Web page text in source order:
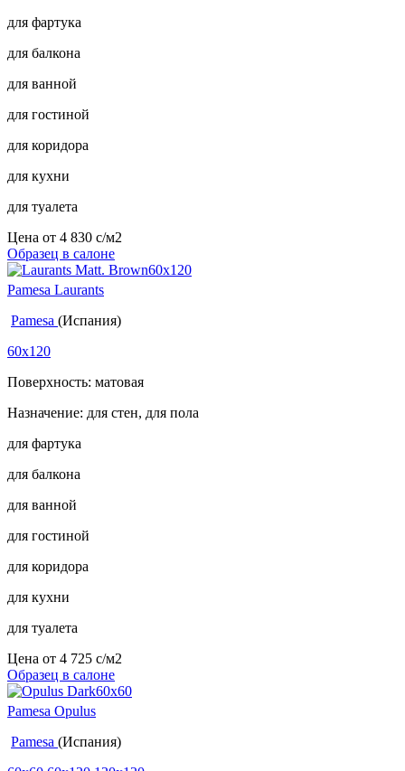
для фартука
для балкона
для ванной
для гостиной
для коридора
для кухни
для туалета
Цена от 4 830 c/м2
Образец в салоне
Pamesa Laurants
Pamesa (Испания)
60x120
Поверхность: матовая
Назначение: для стен, для пола
для фартука
для балкона
для ванной
для гостиной
для коридора
для кухни
для туалета
Цена от 4 725 c/м2
Образец в салоне
Pamesa Opulus
Pamesa (Испания)